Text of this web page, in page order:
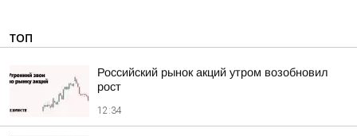
ТОП
Российский рынок акций утром возобновил
рост
12:34